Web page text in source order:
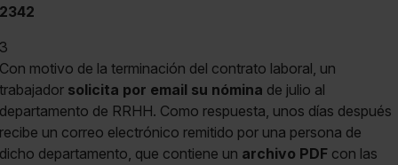
2342
3
Con motivo de la terminación del contrato laboral, un
trabajador solicita por email su nómina de julio al
departamento de RRHH. Como respuesta, unos días después
recibe un correo electrónico remitido por una persona de
dicho departamento, que contiene un archivo PDF con las